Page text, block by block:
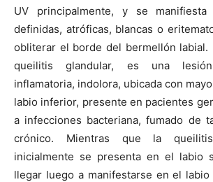
UV principalmente, y se
definidas, atróficas, blancas o
obliterar el borde del bermellón labial.
queilitis glandular, es una
inflamatoria, indolora, ubicada con
labio inferior, presente en pacientes
a infecciones bacteriana, fumado de
crónico. Mientras que la queilitis
inicialmente se presenta en el labio
llegar luego a manifestarse en el